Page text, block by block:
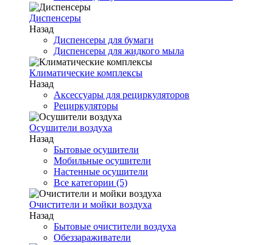
Диспенсеры
Назад
Диспенсеры для бумаги
Диспенсеры для жидкого мыла
Климатические комплексы
Назад
Аксессуары для рециркуляторов
Рециркуляторы
Осушители воздуха
Назад
Бытовые осушители
Мобильные осушители
Настенные осушители
Все категории (5)
Очистители и мойки воздуха
Назад
Бытовые очистители воздуха
Обеззараживатели